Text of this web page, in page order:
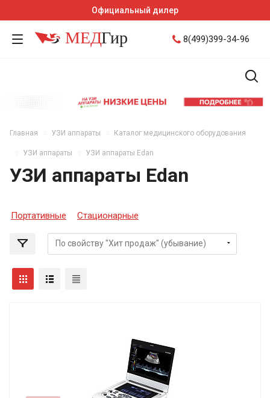
Официальный дилер
8(499)399-34-96
Главная УЗИ аппараты Каталог медицинского оборудования
УЗИ аппараты УЗИ аппараты Edan
УЗИ аппараты Edan
Портативные Стационарные